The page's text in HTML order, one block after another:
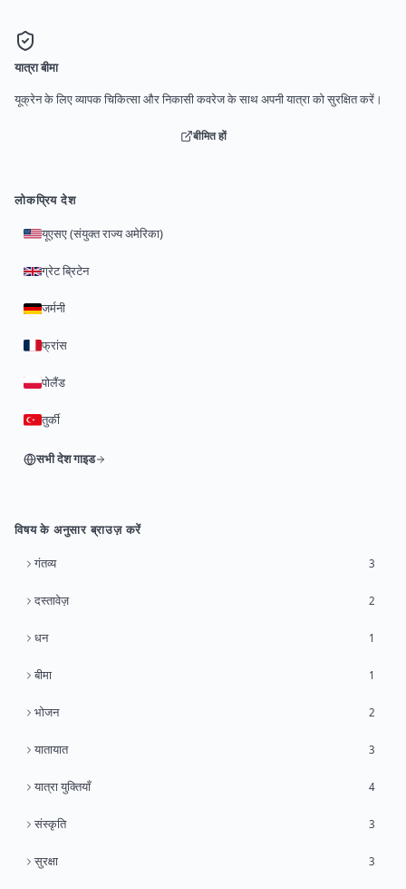
यात्रा बीमा
यूक्रेन के लिए व्यापक चिकित्सा और निकासी कवरेज के साथ अपनी यात्रा को सुरक्षित करें।
बीमित हों
लोकप्रिय देश
यूएसए (संयुक्त राज्य अमेरिका)
ग्रेट ब्रिटेन
जर्मनी
फ्रांस
पोलैंड
तुर्की
सभी देश गाइड
विषय के अनुसार ब्राउज़ करें
गंतव्य 3
दस्तावेज़ 2
धन 1
बीमा 1
भोजन 2
यातायात 3
यात्रा युक्तियाँ 4
संस्कृति 3
सुरक्षा 3